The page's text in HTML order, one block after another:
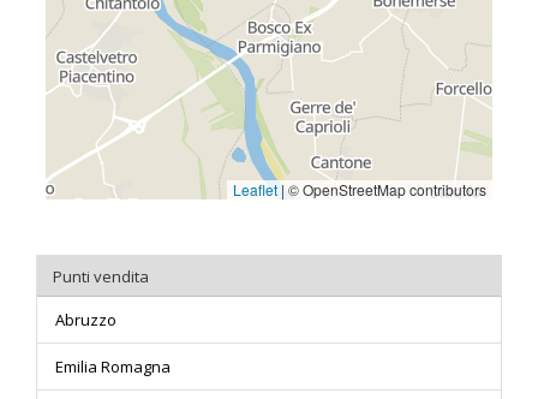
Punti vendita
Abruzzo
Emilia Romagna